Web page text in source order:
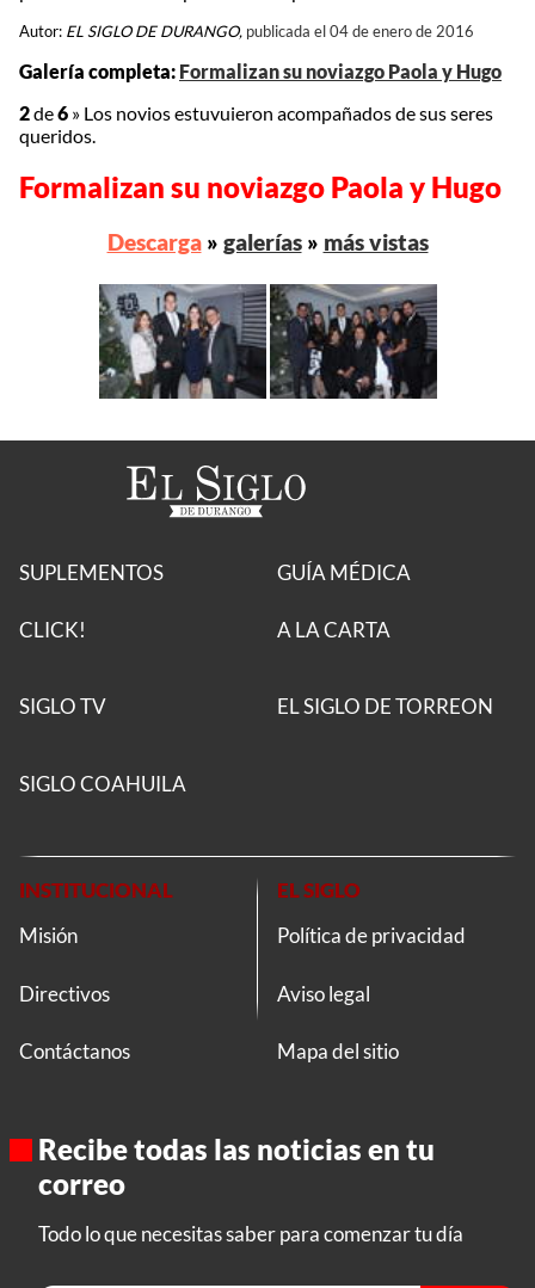
Autor: EL SIGLO DE DURANGO, publicada el 04 de enero de 2016
Galería completa: Formalizan su noviazgo Paola y Hugo
2de6 » Los novios estuvuieron acompañados de sus seres
queridos.
Formalizan su noviazgo Paola y Hugo
Descarga» galerías» más vistas
SUPLEMENTOS
CLICK!
GUÍA MÉDICA
A LA CARTA
SIGLO TV EL SIGLO DE TORREON
SIGLO COAHUILA
INSTITUCIONAL
Misión
Directivos
Contáctanos
EL SIGLO
Política de privacidad
Aviso legal
Mapa del sitio
Recibe todas las noticias en tu
correo
Todo lo que necesitas saber para comenzar tu día